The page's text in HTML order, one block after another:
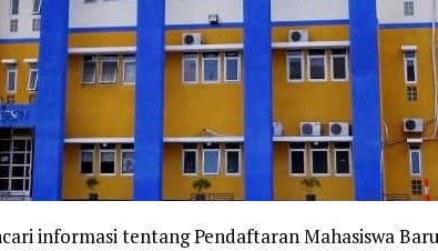
informasi tentang Pendaftaran Mahasiswa